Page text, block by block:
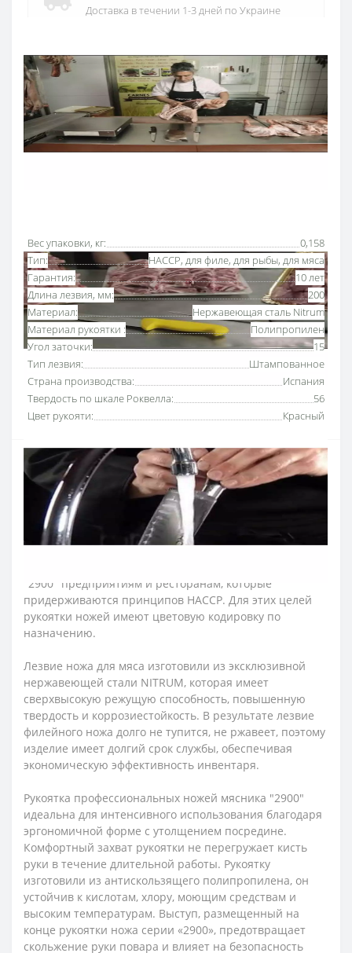
Вес упаковки, кг:
0,158
Тип:
HACCP, для филе, для рыбы, для мяса
Гарантия:
10 лет
Длина лезвия, мм:
200
Материал:
Нержавеющая сталь Nitrum
Материал рукоятки :
Полипропилен
Угол заточки:
15
Тип лезвия:
Штампованное
Страна производства:
Испания
Твердость по шкале Роквелла:
56
Цвет рукояти:
Красный
Доставка в течении 1-3 дней по Украине
Гарантия качества
10 лет гарантия на ножи
Покупай в кредит
Оплата частями или мгновенная рассрочка
от ПриватБанка
Нож филейный 200 мм «2900» Аркос с рукояткой
красного
цвета
используют для отделения тонких,
ровных филейных частей от мяса, рыбы или птицы.
Серию профессиональных ножей Аркос «2900»
разработали для интенсивного использования на
кухнях ресторанов и пищевых производств.
"2900" предприятиям и ресторанам, которые
придерживаются принципов HACCP. Для этих целей
рукоятки ножей имеют цветовую кодировку по
назначению.
Лезвие ножа для мяса изготовили из эксклюзивной
нержавеющей стали NITRUM, которая имеет
сверхвысокую режущую способность, повышенную
твердость и коррозиестойкость. В результате лезвие
филейного ножа долго не тупится, не ржавеет, поэтому
изделие имеет долгий срок службы, обеспечивая
экономическую эффективность инвентаря.
Рукоятка профессиональных ножей мясника "2900"
идеальна для интенсивного использования благодаря
эргономичной форме с утолщением посредине.
Комфортный захват рукоятки не перегружает кисть
руки в течение длительной работы. Рукоятку
изготовили из антискользящего полипропилена, он
устойчив к кислотам, хлору, моющим средствам и
высоким температурам. Выступ, размещенный на
конце рукоятки ножа серии «2900», предотвращает
скольжение руки повара и влияет на безопасность